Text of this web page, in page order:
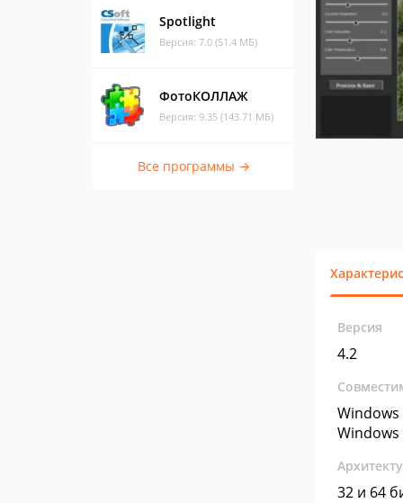
Spotlight
Версия: 7.0 (51.4 МБ)
ФотоКОЛЛАЖ
Версия: 9.35 (143.71 МБ)
Все программы →
Версия
4.2
Windows
Windows
32 и 64